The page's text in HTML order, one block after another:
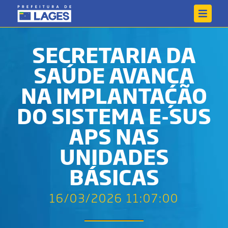
SECRETARIA DA
SAÚDE AVANÇA
NA IMPLANTAÇÃO
DO SISTEMA E-SUS
APS NAS
UNIDADES
BÁSICAS
16/03/2026 11:07:00